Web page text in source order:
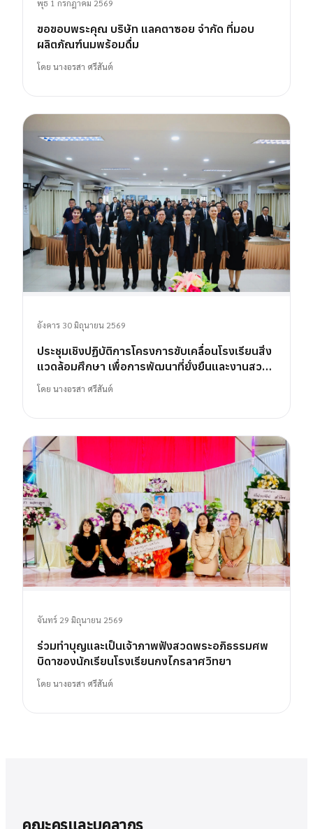
พุธ 1 กรกฎาคม 2569
ขอขอบพระคุณ บริษัท แลคตาซอย จำกัด ที่มอบ
ผลิตภัณฑ์นมพร้อมดื่ม
โดย นางอรสา ศรีสันต์
อังคาร 30 มิถุนายน 2569
ประชุมเชิงปฏิบัติการโครงการขับเคลื่อนโรงเรียนสิ่ง
แวดล้อมศึกษา เพื่อการพัฒนาที่ยั่งยืนและงานสวน
พฤกษศาสตร์โรงเรียน
โดย นางอรสา ศรีสันต์
จันทร์ 29 มิถุนายน 2569
ร่วมทำบุญและเป็นเจ้าภาพฟังสวดพระอภิธรรมศพ
บิดาของนักเรียนโรงเรียนกงไกรลาศวิทยา
โดย นางอรสา ศรีสันต์
คณะครูและบุคลากร